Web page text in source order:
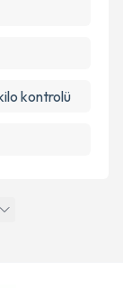
kontrolü